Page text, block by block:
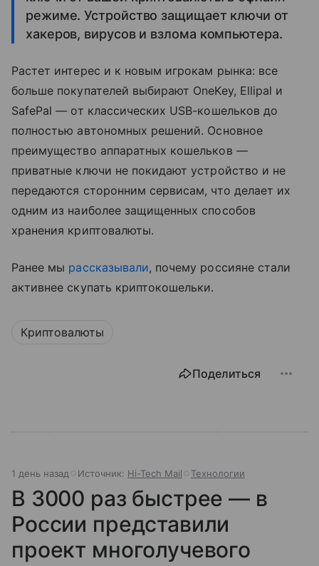
режиме. Устройство защищает ключи от
хакеров, вирусов и взлома компьютера.
Растет интерес и к новым игрокам рынка: все
больше покупателей выбирают OneKey, Ellipal и
SafePal — от классических USB-кошельков до
полностью автономных решений. Основное
преимущество аппаратных кошельков —
приватные ключи не покидают устройство и не
передаются сторонним сервисам, что делает их
одним из наиболее защищенных способов
хранения криптовалюты.
Ранее мы рассказывали, почему россияне стали
активнее скупать криптокошельки.
Криптовалюты
Поделиться
1 день назад Источник: Hi-Tech Mail Технологии
В 3000 раз быстрее — в
России представили
проект многолучевого